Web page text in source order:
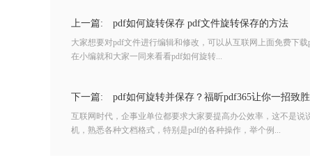
上一篇: pdf如何旋转保存 pdf文件旋转保存的方法
大家想要对pdf文件进行编辑和修改，可以从互联网上面免费下
在小编就和大家一同来看看pdf如何旋转...
下一篇: pdf如何旋转并保存？福昕pdf365让你一招致胜
互联网时代，企事业单位都要求大家要提高办公效率，这不是
机，熟悉各种文档格式，特别是pdf的各种操作，举个例...